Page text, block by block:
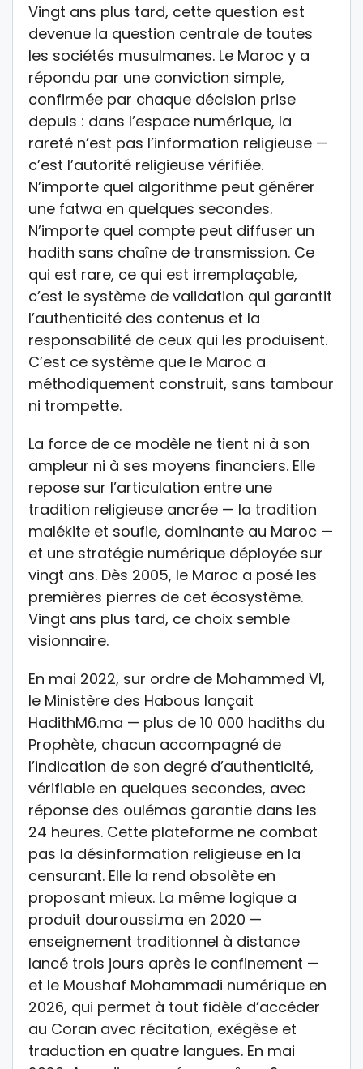
Vingt ans plus tard, cette question est
devenue la question centrale de toutes
les sociétés musulmanes. Le Maroc y a
répondu par une conviction simple,
confirmée par chaque décision prise
depuis : dans l’espace numérique, la
rareté n’est pas l’information religieuse —
c’est l’autorité religieuse vérifiée.
N’importe quel algorithme peut générer
une fatwa en quelques secondes.
N’importe quel compte peut diffuser un
hadith sans chaîne de transmission. Ce
qui est rare, ce qui est irremplaçable,
c’est le système de validation qui garantit
l’authenticité des contenus et la
responsabilité de ceux qui les produisent.
C’est ce système que le Maroc a
méthodiquement construit, sans tambour
ni trompette.
La force de ce modèle ne tient ni à son
ampleur ni à ses moyens financiers. Elle
repose sur l’articulation entre une
tradition religieuse ancrée — la tradition
malékite et soufie, dominante au Maroc —
et une stratégie numérique déployée sur
vingt ans. Dès 2005, le Maroc a posé les
premières pierres de cet écosystème.
Vingt ans plus tard, ce choix semble
visionnaire.
En mai 2022, sur ordre de Mohammed VI,
le Ministère des Habous lançait
HadithM6.ma — plus de 10 000 hadiths du
Prophète, chacun accompagné de
l’indication de son degré d’authenticité,
vérifiable en quelques secondes, avec
réponse des oulémas garantie dans les
24 heures. Cette plateforme ne combat
pas la désinformation religieuse en la
censurant. Elle la rend obsolète en
proposant mieux. La même logique a
produit douroussi.ma en 2020 —
enseignement traditionnel à distance
lancé trois jours après le confinement —
et le Moushaf Mohammadi numérique en
2026, qui permet à tout fidèle d’accéder
au Coran avec récitation, exégèse et
traduction en quatre langues. En mai